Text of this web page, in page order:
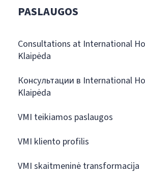
PASLAUGOS
Consultations at International
Klaipėda
Консультации в International
Klaipėda
VMI teikiamos paslaugos
VMI kliento profilis
VMI skaitmeninė transformacija